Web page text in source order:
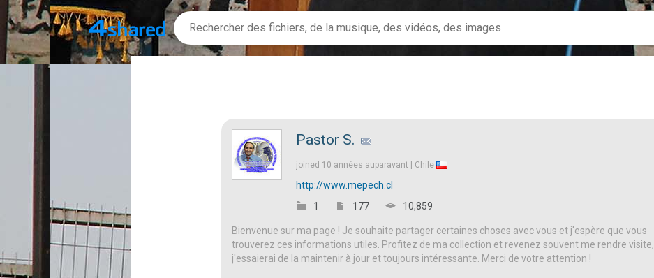
Pastor S.
joined 10 années auparavant | Chile
http://www.mepech.cl
1
177 10,859
Bienvenue sur ma page ! Je souhaite partager certaines choses avec vous et j'espère que vous
trouverez ces informations utiles. Profitez de ma collection et revenez souvent me rendre visite,
j'essaierai de la maintenir à jour et toujours intéressante. Merci de votre attention !